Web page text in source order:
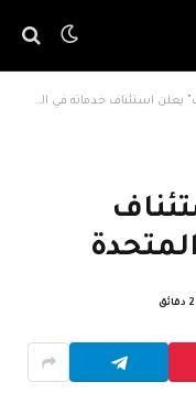
استئناف خدماته في الولايات المتحدة
2 دقائق